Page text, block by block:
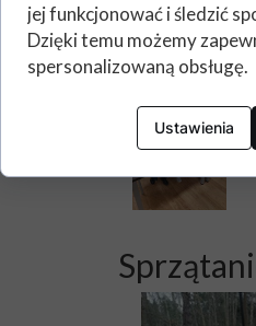
jej funkcjonować i śledzić
Dzięki temu możemy
spersonalizowaną obsługę.
Ustawienia